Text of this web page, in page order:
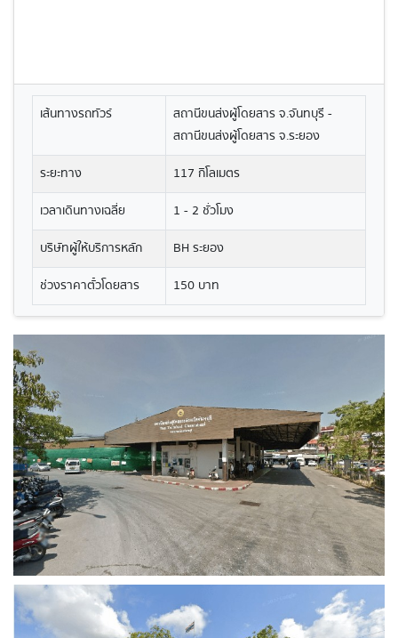
เส้นทางรถทัวร์
สถานีขนส่งผู้โดยสาร จ.จันทบุรี -
สถานีขนส่งผู้โดยสาร จ.ระยอง
ระยะทาง
117 กิโลเมตร
เวลาเดินทางเฉลี่ย
1 - 2 ชั่วโมง
บริษัทผู้ให้บริการหลัก
BH ระยอง
ช่วงราคาตั๋วโดยสาร
150 บาท